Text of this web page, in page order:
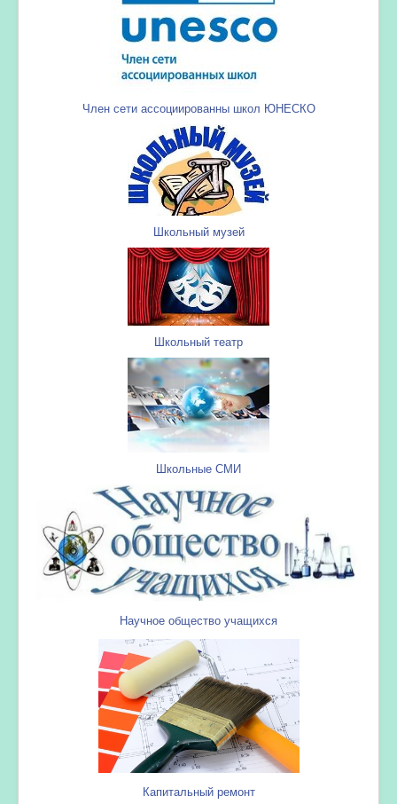
Член сети ассоциированны школ ЮНЕСКО
Школьный музей
Школьный театр
Школьные СМИ
Научное общество учащихся
Капитальный ремонт